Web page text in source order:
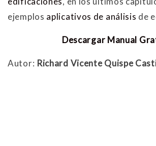
ejemplos aplicativos de análisis de
Descargar Manual
Autor: Richard Vicente Quispe